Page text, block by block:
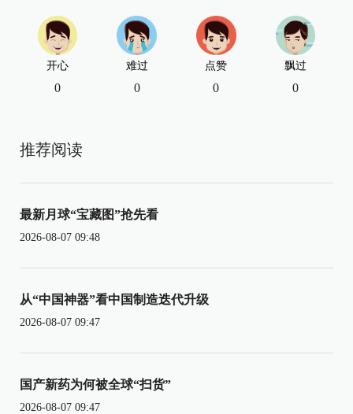
开心
0
难过
0
点赞
0
飘过
0
推荐阅读
最新月球“宝藏图”抢先看
2026-08-07 09:48
从“中国神器”看中国制造迭代升级
2026-08-07 09:47
国产新药为何被全球“扫货”
2026-08-07 09:47